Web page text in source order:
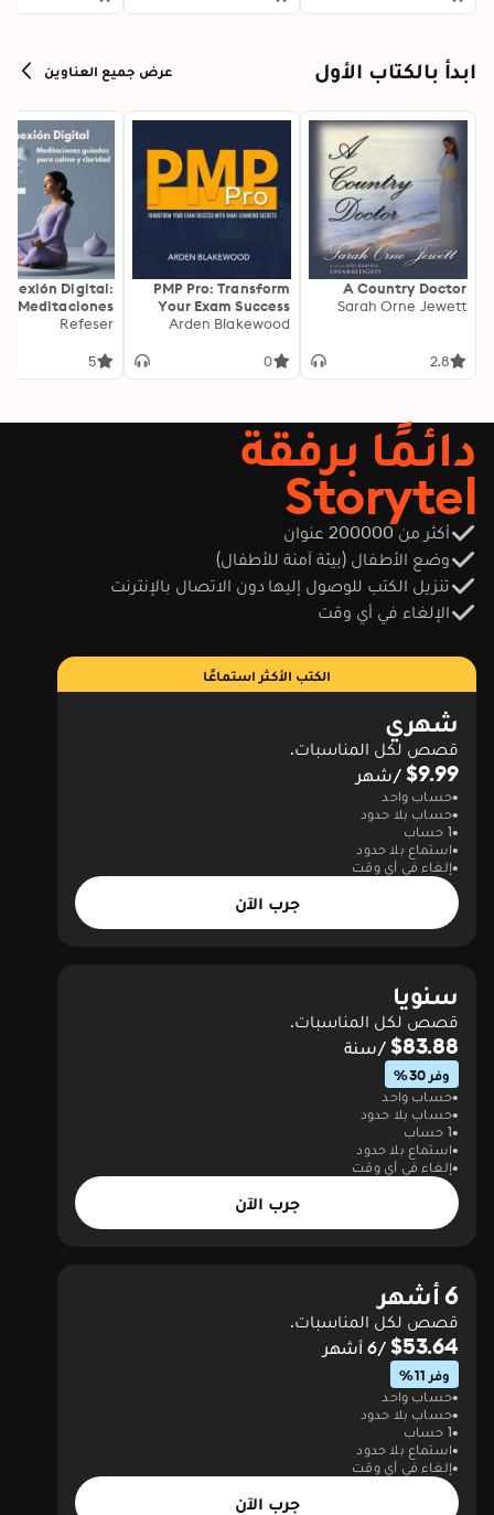
ابدأ بالكتاب الأول عرض جميع العناوين
A Country Doctor
Sarah Orne Jewett
2.8
PMP Pro: Transform
Your Exam Success
with Game-Changing
PMP exam results!
performance on test
day."
Arden Blakewood
0
Digital:
Meditaciones
para Calma y
Refeser
5
دائمًا برفقة
Storytel
أكثر من 200000 عنوان
وضع الأطفال (بيئة آمنة للأطفال)
تنزيل الكتب للوصول إليها دون الاتصال بالإنترنت
الإلغاء في أي وقت
الكتب الأكثر استماعًا
شهري
قصص لكل المناسبات.
$9.99 /شهر
حساب واحد
حساب بلا حدود
1 حساب
استماع بلا حدود
إلغاء في أي وقت
جرب الآن
سنويا
قصص لكل المناسبات.
$83.88 /سنة
وفر 30%
حساب واحد
حساب بلا حدود
1 حساب
استماع بلا حدود
إلغاء في أي وقت
جرب الآن
6 أشهر
قصص لكل المناسبات.
$53.64 /6 أشهر
وفر 11%
حساب واحد
حساب بلا حدود
1 حساب
استماع بلا حدود
إلغاء في أي وقت
جرب الآن